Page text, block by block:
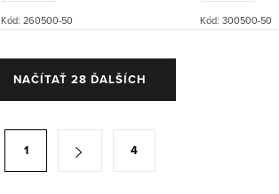
Kód: 260500-50 Kód: 300500-50
NAČÍTAŤ 28 ĎALŠÍCH
1 4